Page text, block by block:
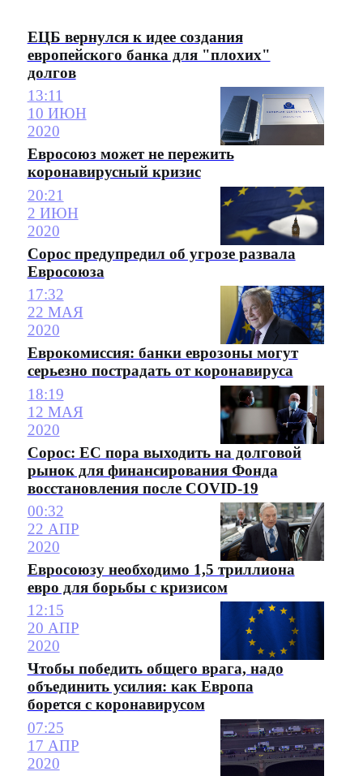
ЕЦБ вернулся к идее создания
европейского банка для "плохих"
долгов
13:11
10 ИЮН
2020
Евросоюз может не пережить
коронавирусный кризис
20:21
2 ИЮН
2020
Сорос предупредил об угрозе развала
Евросоюза
17:32
22 МАЯ
2020
Еврокомиссия: банки еврозоны могут
серьезно пострадать от коронавируса
18:19
12 МАЯ
2020
Сорос: ЕС пора выходить на долговой
рынок для финансирования Фонда
восстановления после COVID-19
00:32
22 АПР
2020
Евросоюзу необходимо 1,5 триллиона
евро для борьбы с кризисом
12:15
20 АПР
2020
Чтобы победить общего врага, надо
объединить усилия: как Европа
борется с коронавирусом
07:25
17 АПР
2020